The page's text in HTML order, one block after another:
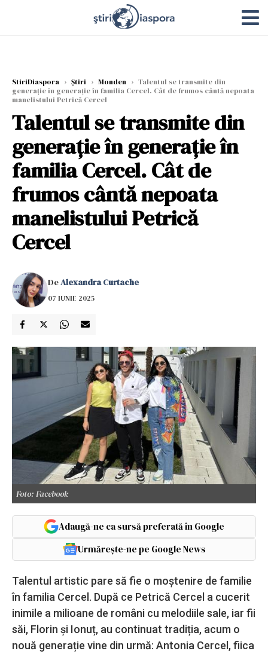
StiriDiaspora › Știri › Monden › Talentul se transmite din
generație în generație în familia Cercel. Cât de frumos cântă nepoata
manelistului Petrică Cercel
Talentul se transmite din
generație în generație în
familia Cercel. Cât de
frumos cântă nepoata
manelistului Petrică
Cercel
DeAlexandra Curtache
07 IUNIE 2025
Foto: Facebook
Adaugă-ne ca sursă preferată în Google
Urmărește-ne pe Google News
Talentul artistic pare să fie o moștenire de familie
în familia Cercel. După ce Petrică Cercel a cucerit
inimile a milioane de români cu melodiile sale, iar fii
săi, Florin și Ionuț, au continuat tradiția, acum o
nouă generație vine din urmă: Antonia Cercel, fiica